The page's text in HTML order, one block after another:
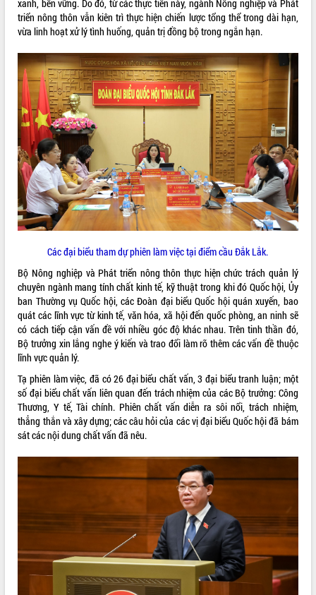
Triết thăm, tặng quà người có công với
cách mạng
Rà soát, hoàn thiện hệ thống thiết chế
văn hóa, thể thao đáp ứng yêu cầu
phát triển mới
Thường trực HĐND tỉnh Đắk Lắk gặp
mặt Đoàn chuyên gia y tế TP. Hồ Chí
Minh
Lễ truy điệu và an táng hài cốt liệt sĩ
tại Nghĩa trang Liệt sĩ xã Sơn Hòa
Bàn giải pháp tháo gỡ khó khăn trong
xuất khẩu sầu riêng và triển khai quy
định EUDR
Thứ trưởng Bộ Nông nghiệp và Môi
trường Nguyễn Hoàng Hiệp khảo sát
sầu riêng tại Đắk Lắk
Trình diễn nghệ thuật chế biến các
món ăn từ sầu riêng
Đắk Lắk công bố Quy hoạch và xúc
tiến đầu tư tỉnh
Ngành cá ngừ Đắk Lắk chủ động thích
ứng để giữ vững thị trường xuất khẩu
Diễn đàn Kinh tế tư nhân Việt Nam đột
phá cơ chế - Hợp tác công tư
Đề án 06 tạo bước ngoặt đột phá trong
cải cách hành chính tỉnh Đắk Lắk
Kết nối tour, đẩy mạnh chuyển đổi số
để phát triển du lịch Đắk Lắk
Khởi động Dự án Đầu tư xây dựng hạ
tầng kỹ thuật Cụm công nghiệp Tân
Tiến
niệm 101 năm Ngày Báo chí Cách
mạng Việt Nam
Đắk Lắk sơ kết 4 năm triển khai thực
hiện Đề án 06 của Chính phủ
Họp báo thông tin về Hội nghị Công bố
LIÊN KẾT WEB
THỐNG KÊ TRUY CẬP
Hôm nay: 30101
Tất cả: 66042841
xanh, bền vững. Do đó, từ các thực tiễn này, ngành Nông nghiệp và Phát
triển nông thôn vẫn kiên trì thực hiện chiến lược tổng thể trong dài hạn,
vừa linh hoạt xử lý tình huống, quản trị đồng bộ trong ngắn hạn.
Các đại biểu tham dự phiên làm việc tại điểm cầu Đắk Lắk.
Bộ Nông nghiệp và Phát triển nông thôn thực hiện chức trách quản lý
chuyên ngành mang tính chất kinh tế, kỹ thuật trong khi đó Quốc hội, Ủy
ban Thường vụ Quốc hội, các Đoàn đại biểu Quốc hội quán xuyến, bao
quát các lĩnh vực từ kinh tế, văn hóa, xã hội đến quốc phòng, an ninh sẽ
có cách tiếp cận vấn đề với nhiều góc độ khác nhau. Trên tinh thần đó,
Bộ trưởng xin lắng nghe ý kiến và trao đổi làm rõ thêm các vấn đề thuộc
lĩnh vực quản lý.
Tạ phiên làm việc, đã có 26 đại biểu chất vấn, 3 đại biểu tranh luận; một
số đại biểu chất vấn liên quan đến trách nhiệm của các Bộ trưởng: Công
Thương, Y tế, Tài chính. Phiên chất vấn diễn ra sôi nổi, trách nhiệm,
thẳng thắn và xây dựng; các câu hỏi của các vị đại biểu Quốc hội đã bám
sát các nội dung chất vấn đã nêu.